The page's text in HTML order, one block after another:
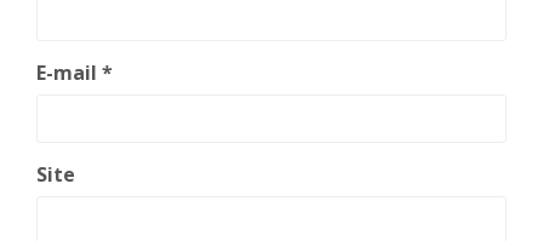
E-mail *
Site